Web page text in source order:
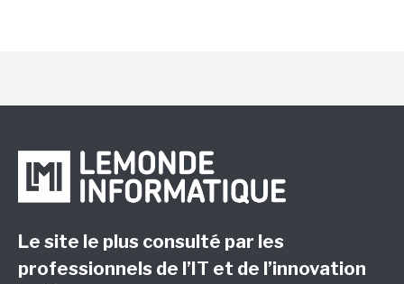
Le site le plus consulté par les
professionnels de l’IT et de l’innovation